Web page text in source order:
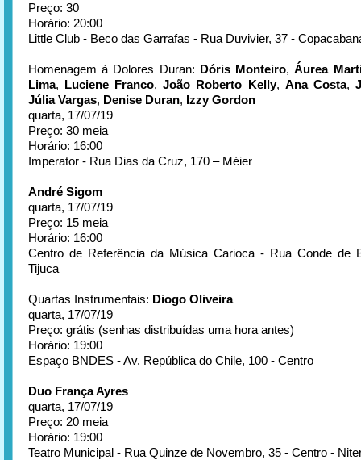
Preço: 30
Horário: 20:00
Little Club - Beco das Garrafas - Rua Duvivier, 37 -
Homenagem à Dolores Duran: Dóris Monteiro,Áurea
Lima, Luciene Franco,João Roberto Kelly, Ana Costa,
Júlia Vargas, Denise Duran, Izzy Gordon
quarta, 17/07/19
Preço: 30 meia
Horário: 16:00
Imperator - Rua Dias da Cruz, 170 – Méier
André Sigom
quarta, 17/07/19
Preço: 15 meia
Horário: 16:00
Centro de Referência da Música Carioca - Rua Conde de
Tijuca
Quartas Instrumentais: Diogo Oliveira
quarta, 17/07/19
Preço: grátis (senhas distribuídas uma hora antes)
Horário: 19:00
Espaço BNDES - Av. República do Chile, 100 - Centro
Duo França Ayres
quarta, 17/07/19
Preço: 20 meia
Horário: 19:00
Teatro Municipal - Rua Quinze de Novembro, 35 - Centro -